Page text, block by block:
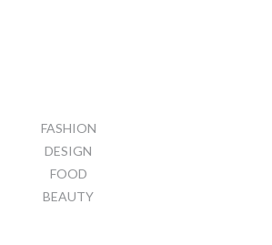
FASHION
DESIGN
FOOD
BEAUTY